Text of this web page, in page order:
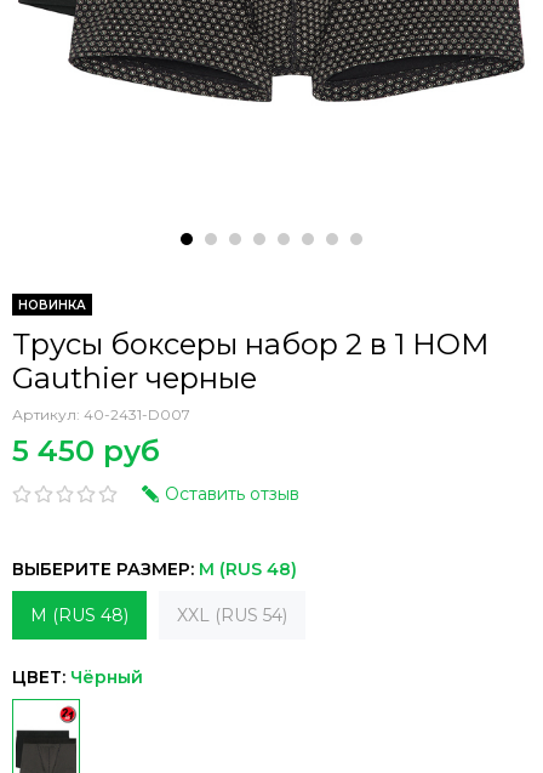
НОВИНКА
Трусы боксеры набор 2 в 1 HOM
Gauthier черные
Артикул: 40-2431-D007
5 450 руб
Оставить отзыв
ВЫБЕРИТЕ РАЗМЕР: M (RUS 48)
M (RUS 48) XXL (RUS 54)
ЦВЕТ: Чёрный